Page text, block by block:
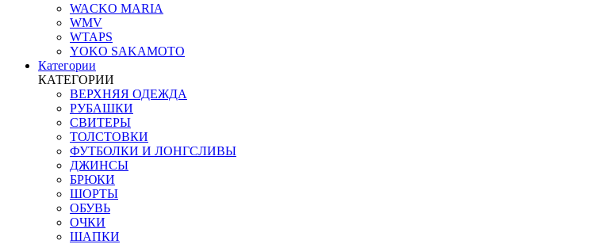
WACKO MARIA
WMV
WTAPS
YOKO SAKAMOTO
Категории
КАТЕГОРИИ
ВЕРХНЯЯ ОДЕЖДА
РУБАШКИ
СВИТЕРЫ
ТОЛСТОВКИ
ФУТБОЛКИ И ЛОНГСЛИВЫ
ДЖИНСЫ
БРЮКИ
ШОРТЫ
ОБУВЬ
ОЧКИ
ШАПКИ